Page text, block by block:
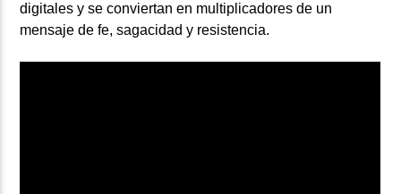
digitales y se conviertan en multiplicadores de un
mensaje de fe, sagacidad y resistencia.